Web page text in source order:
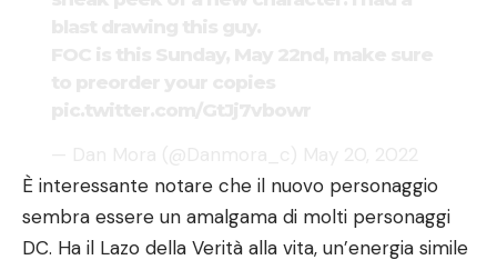
È interessante notare che il nuovo personaggio
sembra essere un amalgama di molti personaggi
DC. Ha il Lazo della Verità alla vita, un’energia simile